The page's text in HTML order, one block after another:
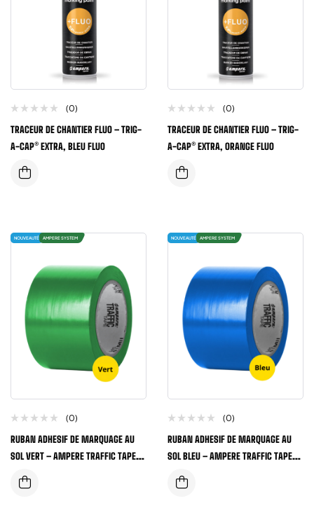
(0)
TRACEUR DE CHANTIER FLUO – TRIG-
A-CAP® EXTRA, BLEU FLUO
(0)
TRACEUR DE CHANTIER FLUO – TRIG-
A-CAP® EXTRA, ORANGE FLUO
NOUVEAUTÉ AMPERE SYSTEM
(0)
RUBAN ADHESIF DE MARQUAGE AU
SOL VERT – AMPERE TRAFFIC TAPE®
SERIE 1, 50MM X33 METRES
NOUVEAUTÉ AMPERE SYSTEM
(0)
RUBAN ADHESIF DE MARQUAGE AU
SOL BLEU – AMPERE TRAFFIC TAPE®
SERIE 1, 50MM X33 METRES